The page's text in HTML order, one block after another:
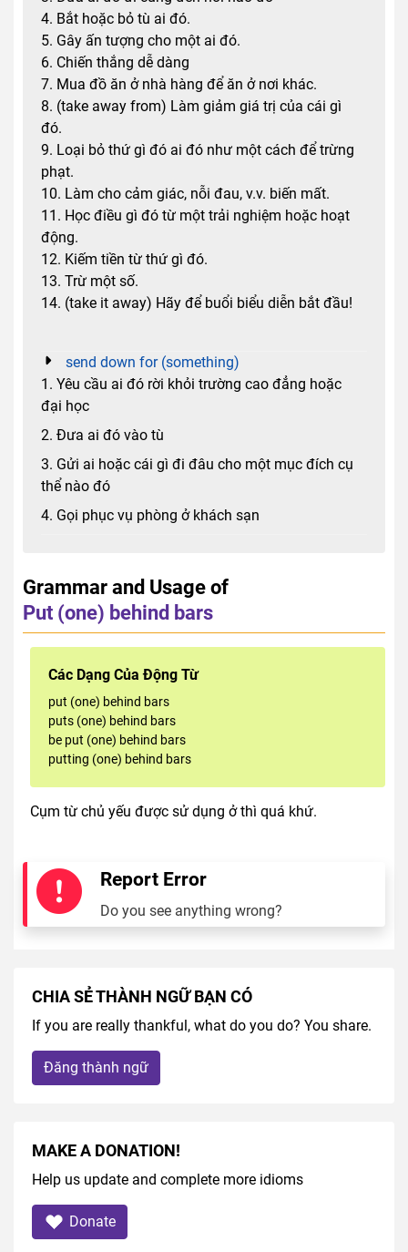
4. Bắt hoặc bỏ tù ai đó.
5. Gây ấn tượng cho một ai đó.
6. Chiến thắng dễ dàng
7. Mua đồ ăn ở nhà hàng để ăn ở nơi khác.
8. (take away from) Làm giảm giá trị của cái gì
đó.
9. Loại bỏ thứ gì đó ai đó như một cách để trừng
phạt.
10. Làm cho cảm giác, nỗi đau, v.v. biến mất.
11. Học điều gì đó từ một trải nghiệm hoặc hoạt
động.
12. Kiếm tiền từ thứ gì đó.
13. Trừ một số.
14. (take it away) Hãy để buổi biểu diễn bắt đầu!
send down for (something)
1. Yêu cầu ai đó rời khỏi trường cao đẳng hoặc
đại học
2. Đưa ai đó vào tù
3. Gửi ai hoặc cái gì đi đâu cho một mục đích cụ
thể nào đó
4. Gọi phục vụ phòng ở khách sạn
Grammar and Usage of
Put (one) behind bars
Các Dạng Của Động Từ
put (one) behind bars
puts (one) behind bars
be put (one) behind bars
putting (one) behind bars
Cụm từ chủ yếu được sử dụng ở thì quá khứ.
Report Error
Do you see anything wrong?
CHIA SẺ THÀNH NGỮ BẠN CÓ
If you are really thankful, what do you do? You share.
Đăng thành ngữ
MAKE A DONATION!
Help us update and complete more idioms
Donate